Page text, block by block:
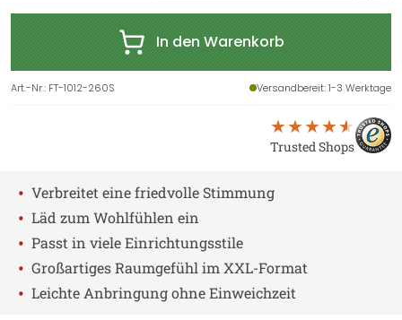
In den Warenkorb
Art.-Nr.: FT-1012-260S Versandbereit: 1-3 Werktage
Trusted Shops
• Verbreitet eine friedvolle Stimmung
• Läd zum Wohlfühlen ein
• Passt in viele Einrichtungsstile
• Großartiges Raumgefühl im XXL-Format
• Leichte Anbringung ohne Einweichzeit